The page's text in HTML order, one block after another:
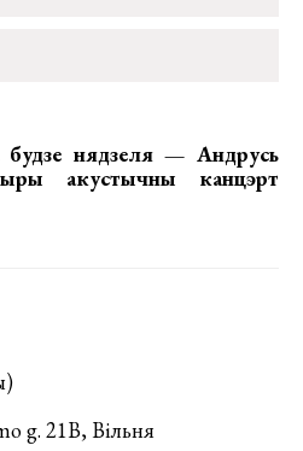
будзе нядзеля — Андрусь
акустычны канцэрт
g. 21B, Вільня